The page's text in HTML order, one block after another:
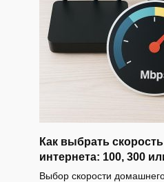
Как выбрать
интернета: 100, 300
Выбор скорости